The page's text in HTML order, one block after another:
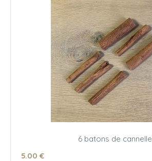
6 batons de cannelle
5.00 €